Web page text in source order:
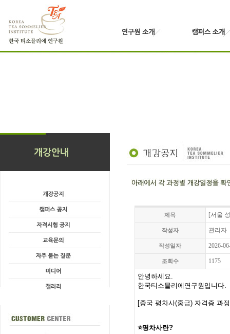
제목 [서울
작성자 관리자
작성일자 2026-
조회수 1175
안녕하세요.
한국티소믈리에연구원입니다.
[중국 평차사(중급) 자격증 과정
⭐평차사란?